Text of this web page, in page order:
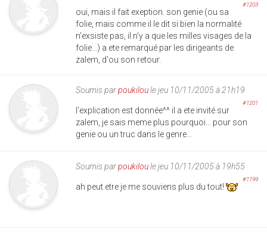
#1203
oui, mais il fait exeption. son genie (ou sa
folie, mais comme il le dit si bien la normalité
n'exsiste pas, il n'y a que les milles visages de la
folie...) a ete remarqué par les dirigeants de
zalem, d'ou son retour.
Soumis parpoukiloule jeu 10/11/2005 à 21h19
#1201
l'explication est donnée^^ il a ete invité sur
zalem, je sais meme plus pourquoi... pour son
genie ou un truc dans le genre...
Soumis parpoukiloule jeu 10/11/2005 à 19h55
#1199
ah peut etre je me souviens plus du tout!